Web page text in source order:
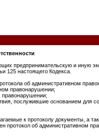
предпринимательскую и иную
125 настоящего Кодекса.
об административном
правонарушении;
правонарушении;
послужившие основанием для
к протоколу документы, а
протокол об административном